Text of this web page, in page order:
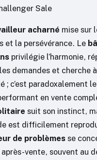
Sale
acharné mise sur
et la persévérance. Le
privilégie l’harmonie,
demandes et cherche
; c’est paradoxalement
en vente
suit son instinct,
est difficilement
de problèmesse
vente, souvent au